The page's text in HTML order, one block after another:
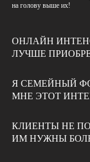
на голову выше их!
ОНЛАЙН
ЛУЧШЕ
Я СЕМЕЙНЫЙ
МНЕ ЭТОТ
КЛИЕНТЫ НЕ
ИМ НУЖНЫ